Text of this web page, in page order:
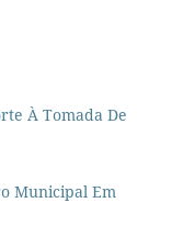
À Tomada De
Municipal Em